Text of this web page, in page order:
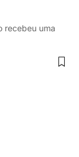
recebeu uma